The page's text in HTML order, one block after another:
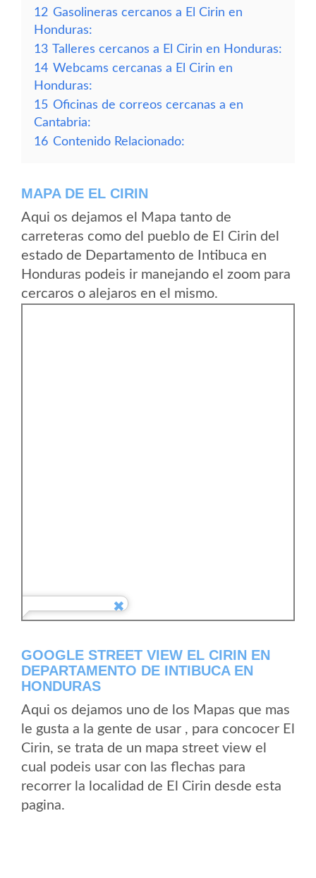
12 Gasolineras cercanos a El Cirin en
Honduras:
13 Talleres cercanos a El Cirin en Honduras:
14 Webcams cercanas a El Cirin en
Honduras:
15 Oficinas de correos cercanas a en
Cantabria:
16 Contenido Relacionado:
MAPA DE EL CIRIN
Aqui os dejamos el Mapa tanto de
carreteras como del pueblo de El Cirin del
estado de Departamento de Intibuca en
Honduras podeis ir manejando el zoom para
cercaros o alejaros en el mismo.
GOOGLE STREET VIEW EL CIRIN EN
DEPARTAMENTO DE INTIBUCA EN
HONDURAS
Aqui os dejamos uno de los Mapas que mas
le gusta a la gente de usar , para concocer El
Cirin, se trata de un mapa street view el
cual podeis usar con las flechas para
recorrer la localidad de El Cirin desde esta
pagina.